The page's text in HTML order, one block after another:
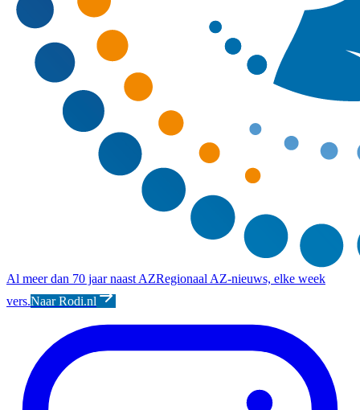
Al meer dan 70 jaar naast AZRegionaal AZ-nieuws, elke week
vers.Naar Rodi.nl